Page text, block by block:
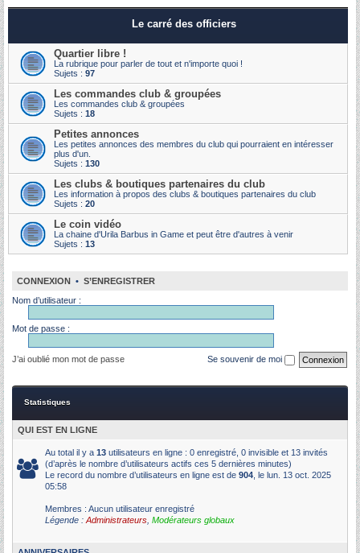
Le carré des officiers
Quartier libre !
La rubrique pour parler de tout et n'importe quoi !
Sujets : 97
Les commandes club & groupées
Les commandes club & groupées
Sujets : 18
Petites annonces
Les petites annonces des membres du club qui pourraient en intéresser
plus d'un.
Sujets : 130
Les clubs & boutiques partenaires du club
Les information à propos des clubs & boutiques partenaires du club
Sujets : 20
Le coin vidéo
La chaine d'Urila Barbus in Game et peut être d'autres à venir
Sujets : 13
CONNEXION • S’ENREGISTRER
Nom d’utilisateur :
Mot de passe :
J’ai oublié mon mot de passe Se souvenir de moi
Statistiques
QUI EST EN LIGNE
Au total il y a 13 utilisateurs en ligne : 0 enregistré, 0 invisible et 13 invités
(d’après le nombre d’utilisateurs actifs ces 5 dernières minutes)
Le record du nombre d’utilisateurs en ligne est de 904 , le lun. 13 oct. 2025
05:58
Membres : Aucun utilisateur enregistré
Légende : Administrateurs Modérateurs globaux